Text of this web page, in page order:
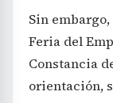
Sin
Feria del
Constancia
orientación,